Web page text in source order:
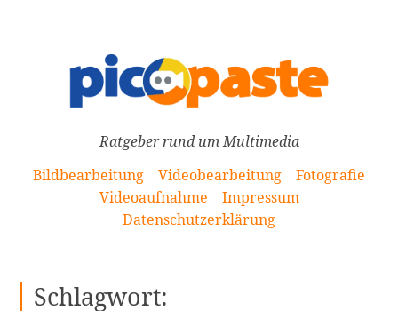
Ratgeber rund um Multimedia
Bildbearbeitung
Videobearbeitung
Fotografie
Videoaufnahme
Impressum
Datenschutzerklärung
Schlagwort: